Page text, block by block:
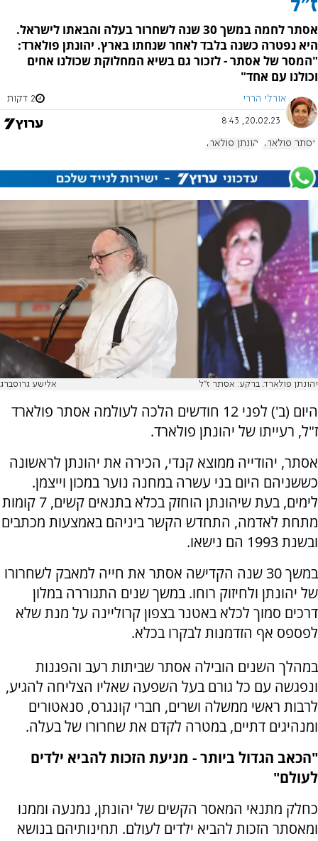
ז"ל
אסתר לחמה במשך 30 שנה לשחרור בעלה והבאתו לישראל.
היא נפטרה כשנה בלבד לאחר שנחתו בארץ. יהונתן פולארד:
"המסר של אסתר - לזכור גם בשיא המחלוקת שכולנו אחים
וכולנו עם אחד"
אורלי הררי 2 דקות
20.02.23, 8:43
אסתר פולארד יהונתן פולארד
יהונתן פולארד. ברקע: אסתר ז"ל אלישע גרוסברג
היום (ב') לפני 12 חודשים הלכה לעולמה אסתר פולארד
ז"ל, רעייתו של יהונתן פולארד.
אסתר, יהודייה ממוצא קנדי, הכירה את יהונתן לראשונה
כששניהם היום בני עשרה במחנה נוער במכון וייצמן.
לימים, בעת שיהונתן הוחזק בכלא בתנאים קשים, 7 קומות
מתחת לאדמה, התחדש הקשר ביניהם באמצעות מכתבים
ובשנת 1993 הם נישאו.
במשך 30 שנה הקדישה אסתר את חייה למאבק לשחרורו
של יהונתן ולחיזוק רוחו. במשך שנים התגוררה במלון
דרכים סמוך לכלא באטנר בצפון קרוליינה על מנת שלא
לפספס אף הזדמנות לבקרו בכלא.
במהלך השנים הובילה אסתר שביתות רעב והפגנות
ונפגשה עם כל גורם בעל השפעה שאליו הצליחה להגיע,
לרבות ראשי ממשלה ושרים, חברי קונגרס, סנאטורים
ומנהיגים דתיים, במטרה לקדם את שחרורו של בעלה.
"הכאב הגדול ביותר - מניעת הזכות להביא ילדים
לעולם"
כחלק מתנאי המאסר הקשים של יהונתן, נמנעה וממנו
ומאסתר הזכות להביא ילדים לעולם. תחינותיהם בנושא